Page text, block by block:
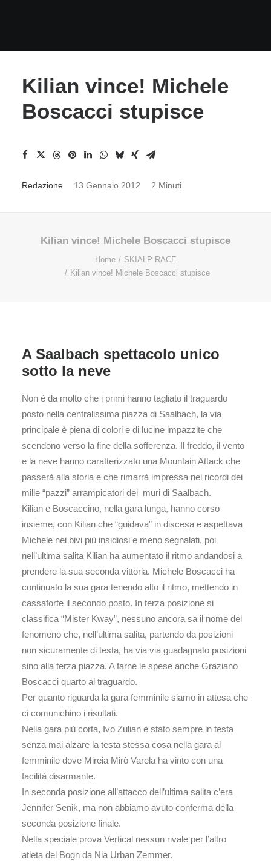
Kilian vince! Michele
Boscacci stupisce
Redazione 13 Gennaio 2012 2 Minuti
Kilian vince! Michele Boscacci stupisce
Home
SKIALP RACE
Kilian vince! Michele Boscacci stupisce
A Saalbach spettacolo unico
sotto la neve
Non è da molto che i primi hanno tagliato il traguardo
posto nella centralissima piazza di Saalbach, la via
principale è piena di colori e di lucine impazzite che
scendono verso la fine della sofferenza. Il freddo, il vento
e la neve hanno caratterizzato una Mountain Attack che
passerà alla storia e che rimarrà impressa nei ricordi dei
mille “pazzi” arrampicatori dei muri di Saalbach.
Kilian e Boscaccino, nella gara lunga, hanno corso
insieme, con Kilian che “guidava” in discesa e aspettava
Michele nei bivi più insidiosi e meno segnalati, poi
nell’ultima salita Kilian ha aumentato il ritmo andandosi a
prendere la sua seconda vittoria. Michele Boscacci ha
continuato la sua gara tenendo alto il ritmo, mettendo in
cassaforte il secondo posto. In terza posizione si
classifica “Mister Kway”, nessuno ancora sa il nome del
fenomeno che, nell’ultima salita, partendo da posizioni
non sicuramente di testa, ha via via guadagnato posizioni
sino alla terza piazza. A farne le spese anche Graziano
Boscacci quarto al traguardo.
Per quanto riguarda la gara femminile siamo in attesa che
ci comunichino i risultati.
Nella gara più corta, Ivo Zulian è stato sempre in testa
senza mai alzare la testa stessa cosa nella gara al
femminile dove Mireia Mirò Varela ha vinto con una
facilità disarmante.
In seconda posizione all’attacco dell’ultima salita c’era
Jennifer Senik, ma non abbiamo avuto conferma della
seconda posizione finale.
Nella speciale prova Vertical nessun rivale per l’altro
atleta del Bogn da Nia Urban Zemmer.